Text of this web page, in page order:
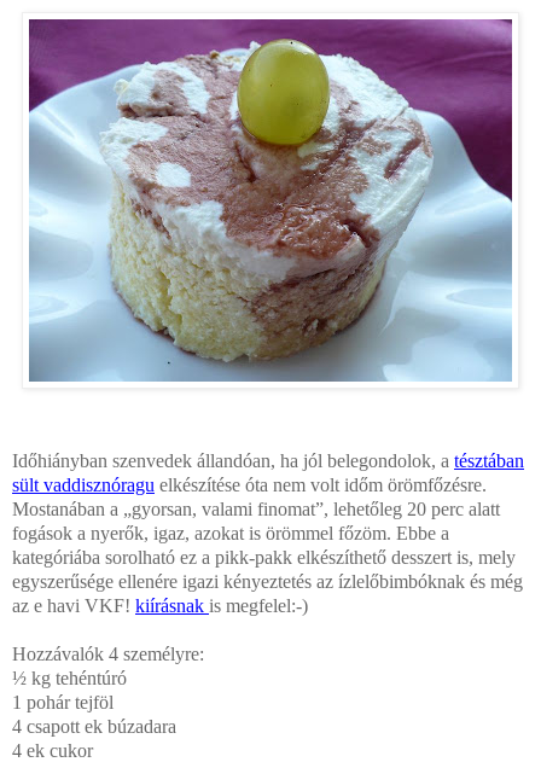
Időhiányban szenvedek állandóan, ha jól belegondolok, a tésztában
sült vaddisznóragu elkészítése óta nem volt időm örömfőzésre.
Mostanában a „gyorsan, valami finomat”, lehetőleg 20 perc alatt
fogások a nyerők, igaz, azokat is örömmel főzöm. Ebbe a
kategóriába sorolható ez a pikk-pakk elkészíthető desszert is, mely
egyszerűsége ellenére igazi kényeztetés az ízlelőbimbóknak és még
az e havi VKF! kiírásnak is megfelel:-)
Hozzávalók 4 személyre:
½ kg tehéntúró
1 pohár tejföl
4 csapott ek búzadara
4 ek cukor